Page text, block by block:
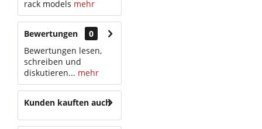
rack models mehr
Bewertungen
0
Bewertungen lesen,
schreiben und
diskutieren... mehr
Kunden kauften auch